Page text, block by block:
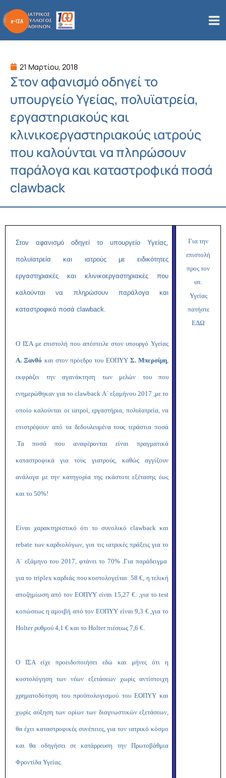
στο
περιεχόμενο
21 Μαρτίου, 2018
Στον αφανισμό οδηγεί το
υπουργείο Υγείας, πολυϊατρεία,
εργαστηριακούς και
κλινικοεργαστηριακούς ιατρούς
που καλούνται να πληρώσουν
παράλογα και καταστροφικά ποσά
clawback
Στον αφανισμό οδηγεί το υπουργείο Υγείας,
πολυϊατρεία και ιατρούς με ειδικότητες
εργαστηριακές και κλινικοεργαστηριακές που
καλούνται να πληρώσουν παράλογα και
καταστροφικά ποσά clawback.
Ο ΙΣΑ με επιστολή που απέστειλε στον υπουργό Υγείας
Α. Ξανθό και στον πρόεδρο του ΕΟΠΥΥ Σ. Μπερσίμη,
εκφράζει την αγανάκτηση των μελών του που
ενημερώθηκαν για το clawback Α΄ εξαμήνου 2017 ,με το
οποίο καλούνται οι ιατροί, εργαστήρια, πολυϊατρεία, να
επιστρέψουν από τα δεδουλευμένα τους τεράστια ποσά
.Τα ποσά που αναφέρονται είναι πραγματικά
καταστροφικά για τους γιατρούς, καθώς αγγίζουν
ανάλογα με την κατηγορία της εκάστοτε εξέτασης έως
και το 50%!
Είναι χαρακτηριστικό ότι το συνολικό clawback και
rebate των καρδιολόγων, για τις ιατρικές πράξεις για το
Α΄ εξάμηνο του 2017, φτάνει το 70% .Για παράδειγμα
για το triplex καρδιάς που κοστολογείται 58 €, η τελική
αποζημίωση από τον ΕΟΠΥΥ είναι 15,27 €. ,για το test
κοπώσεως η αμοιβή από τον ΕΟΠΥΥ είναι 9,3 € ,για το
Holter ρυθμού 4,1 € και το Holter πιέσεως 7,6 €.
Ο ΙΣΑ είχε προειδοποιήσει εδώ και μήνες ότι η
κοστολόγηση των νέων εξετάσεων χωρίς αντίστοιχη
χρηματοδότηση του προϋπολογισμού του ΕΟΠΥΥ και
χωρίς αύξηση των ορίων των διαγνωστικών εξετάσεων,
θα έχει καταστροφικές συνέπειες, για τον ιατρικό κόσμο
και θα οδηγήσει σε κατάρρευση την Πρωτοβάθμια
Φροντίδα Υγείας.
Για την
επιστολή
προς τον
υπ.
Υγείας
πατήστε
ΕΔΩ